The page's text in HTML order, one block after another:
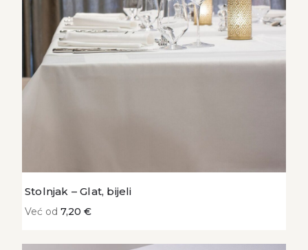
Stolnjak – Glat, bijeli
Već od 7,20 €